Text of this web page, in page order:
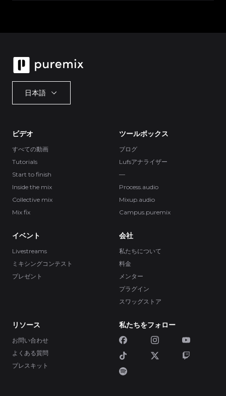
日本語
ビデオ
すべての動画
Tutorials
Start to finish
Inside the mix
Collective mix
Mix fix
ツールボックス
ブログ
Lufsアナライザー
—
Process.audio
Mixup.audio
Campus.puremix
イベント
Livestreams
ミキシングコンテスト
プレゼント
会社
私たちについて
料金
メンター
プラグイン
スワッグストア
リソース
お問い合わせ
よくある質問
プレスキット
私たちをフォロー